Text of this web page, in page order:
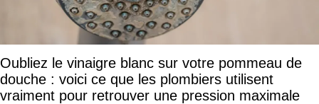
Oubliez le vinaigre blanc sur votre pommeau de
douche : voici ce que les plombiers utilisent
vraiment pour retrouver une pression maximale